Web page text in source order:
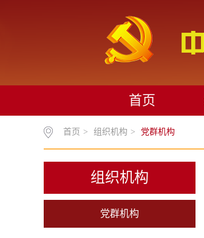
首页
首页 > 组织机构 > 党群机构
组织机构
党群机构